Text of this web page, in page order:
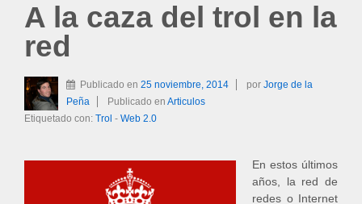
A la caza del trol en la
red
Publicado en 25 noviembre, 2014 por Jorge de la
Peña
Publicado en Articulos
Etiquetado con: Trol - Web 2.0
En estos últimos
años, la red de
redes o Internet